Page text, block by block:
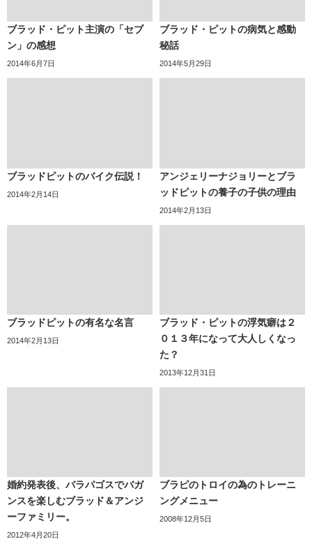
ブラッド・ピット主演の「セブ
ン」の感想
2014年6月7日
ブラッド・ピットの病気と感動
秘話
2014年5月29日
ブラッドピットのバイク伝説！
2014年2月14日
アンジェリーナジョリーとブラ
ッドピットの養子の子供の理由
2014年2月13日
ブラッドピットの有名な名言
2014年2月13日
ブラッド・ピットの浮気癖は２
０１３年になって大人しくなっ
た？
2013年12月31日
婚約発表後、バラパゴスでバガ
ンスを楽しむブラッド＆アンジ
ーファミリー。
2012年4月20日
ブラピのトロイの為のトレーニ
ングメニュー
2008年12月5日